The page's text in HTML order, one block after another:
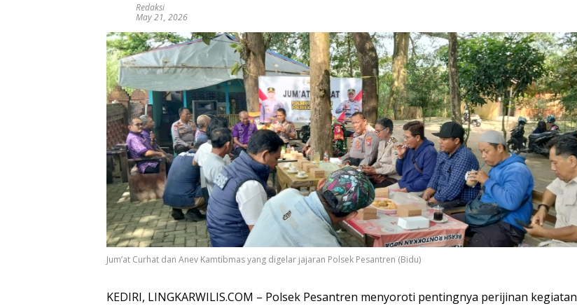
Redaksi
May 21, 2026
Jum’at Curhat dan Anev Kamtibmas yang digelar jajaran Polsek Pesantren (Bidu)
KEDIRI, LINGKARWILIS.COM – Polsek Pesantren menyoroti pentingnya perijinan kegiatan